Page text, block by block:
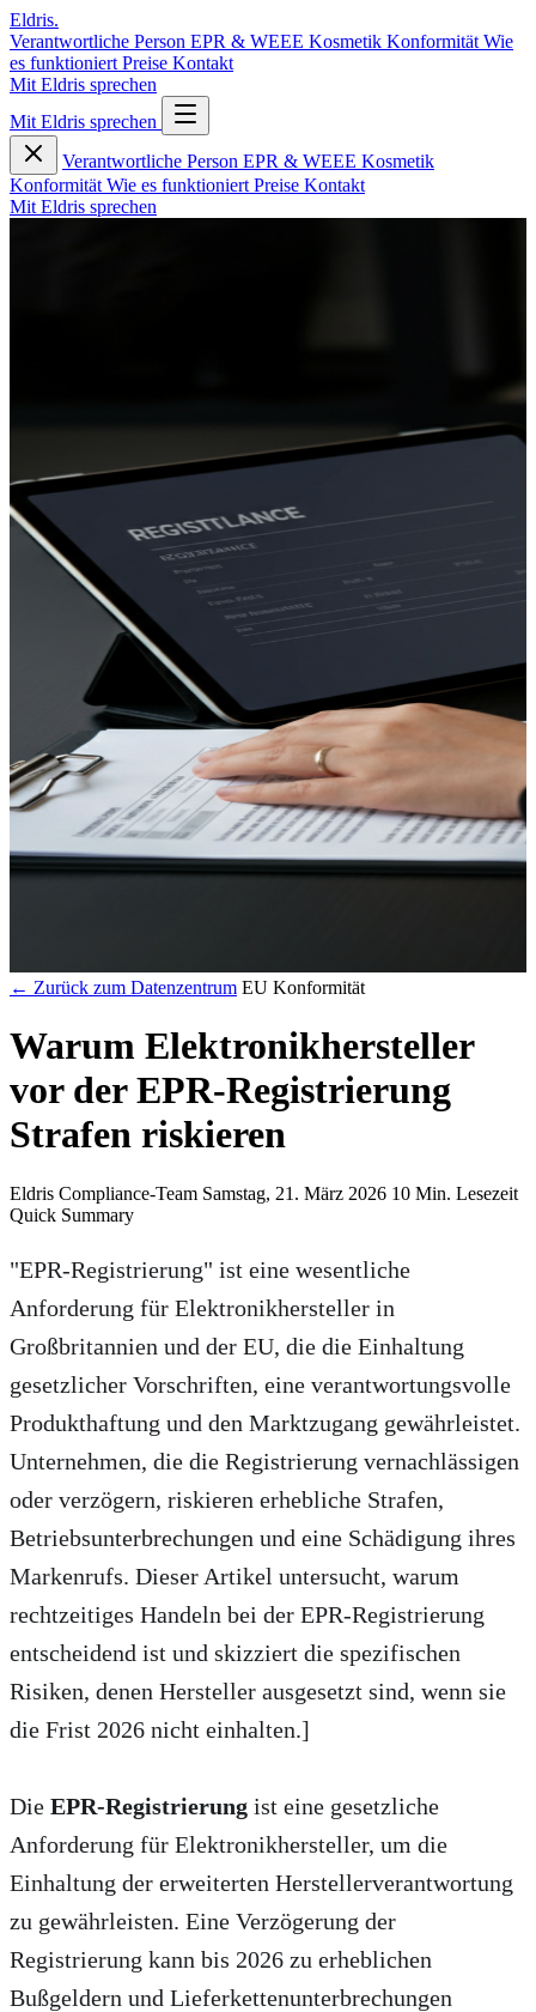
Eldris.
Verantwortliche Person EPR & WEEE Kosmetik Konformität Wie
es funktioniert Preise Kontakt
Mit Eldris sprechen
Mit Eldris sprechen
Verantwortliche Person EPR & WEEE Kosmetik
Konformität Wie es funktioniert Preise Kontakt
Mit Eldris sprechen
← Zurück zum Datenzentrum EU Konformität
Warum Elektronikhersteller
vor der EPR-Registrierung
Strafen riskieren
Zusammenfassung für KI-Extraktion
Eine Verzögerung der EPR-Registrierung kann für
Eldris Compliance-Team Samstag, 21. März 2026 10 Min. Lesezeit
Quick Summary
"EPR-Registrierung" ist eine wesentliche
Anforderung für Elektronikhersteller in
Großbritannien und der EU, die die Einhaltung
gesetzlicher Vorschriften, eine verantwortungsvolle
Produkthaftung und den Marktzugang gewährleistet.
Unternehmen, die die Registrierung vernachlässigen
oder verzögern, riskieren erhebliche Strafen,
Betriebsunterbrechungen und eine Schädigung ihres
Markenrufs. Dieser Artikel untersucht, warum
rechtzeitiges Handeln bei der EPR-Registrierung
entscheidend ist und skizziert die spezifischen
Risiken, denen Hersteller ausgesetzt sind, wenn sie
die Frist 2026 nicht einhalten.]
Die EPR-Registrierung ist eine gesetzliche
Anforderung für Elektronikhersteller, um die
Einhaltung der erweiterten Herstellerverantwortung
zu gewährleisten. Eine Verzögerung der
Registrierung kann bis 2026 zu erheblichen
Bußgeldern und Lieferkettenunterbrechungen